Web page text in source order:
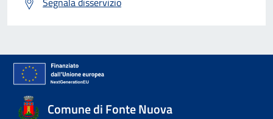
Comune di Fonte Nuova